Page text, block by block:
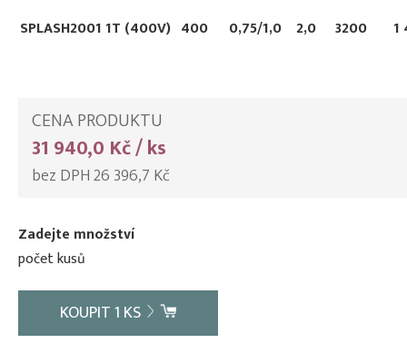
SPLASH2001 1T (400V) 400 0,75/1,0 2,0 3200 1
CENA PRODUKTU
31 940,0 Kč / ks
bez DPH 26 396,7 Kč
Zadejte množství
počet kusů
KOUPIT1 KS